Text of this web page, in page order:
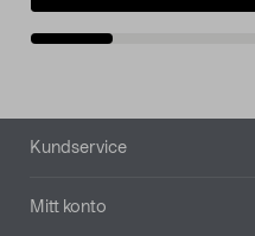
Sidfot
Kundservice
Mitt konto